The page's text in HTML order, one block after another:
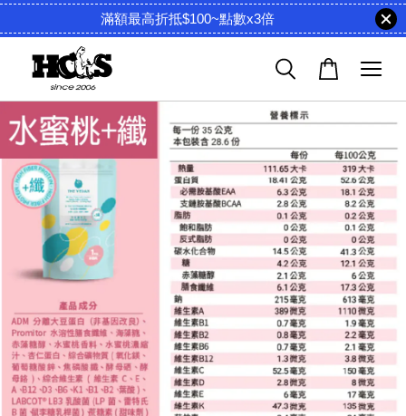
滿額最高折抵$100~點數x3倍